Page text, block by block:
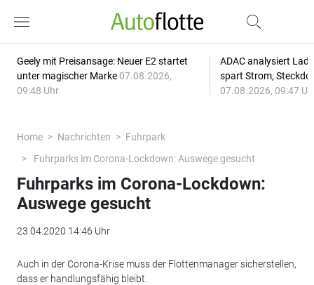
Geely mit Preisansage: Neuer E2 startet
unter magischer Marke 07.08.2026,
09:48 Uhr
ADAC analysiert
spart Strom,
07.08.2026, 09:47
Home Nachrichten
Fuhrpark
Fuhrparks im Corona-Lockdown: Auswege gesucht
Fuhrparks im Corona-Lockdown:
Auswege gesucht
23.04.2020 14:46 Uhr
Auch in der Corona-Krise muss der Flottenmanager sicherstellen,
dass er handlungsfähig bleibt.